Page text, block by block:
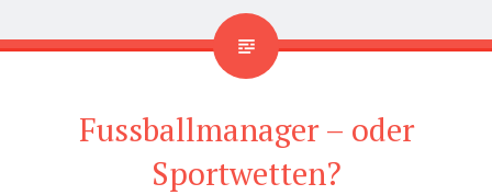
Fussballmanager – oder
Sportwetten?